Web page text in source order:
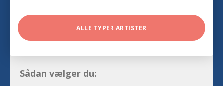
ALLE TYPER ARTISTER
Sådan vælger du: